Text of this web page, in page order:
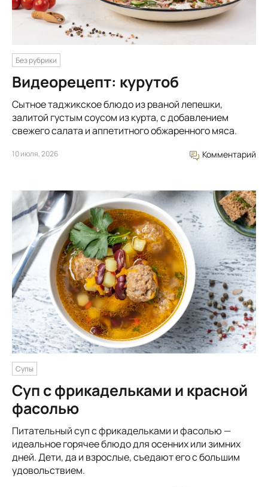
Без рубрики
Видеорецепт: курутоб
Сытное таджикское блюдо из рваной лепешки,
залитой густым соусом из курта, с добавлением
свежего салата и аппетитного обжаренного мяса.
10 июля, 2026 Комментарий
Супы
Суп с фрикадельками и красной
фасолью
Питательный суп с фрикадельками и фасолью —
идеальное горячее блюдо для осенних или зимних
дней. Дети, да и взрослые, съедают его с большим
удовольствием.